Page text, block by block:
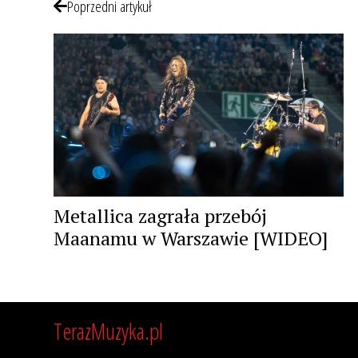
Poprzedni artykuł
Metallica zagrała przebój
Maanamu w Warszawie [WIDEO]
TerazMuzyka.pl